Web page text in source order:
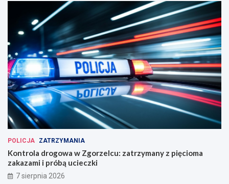
POLICJA ZATRZYMANIA
Kontrola drogowa w Zgorzelcu: zatrzymany z pięcioma
zakazami i próbą ucieczki
7 sierpnia 2026